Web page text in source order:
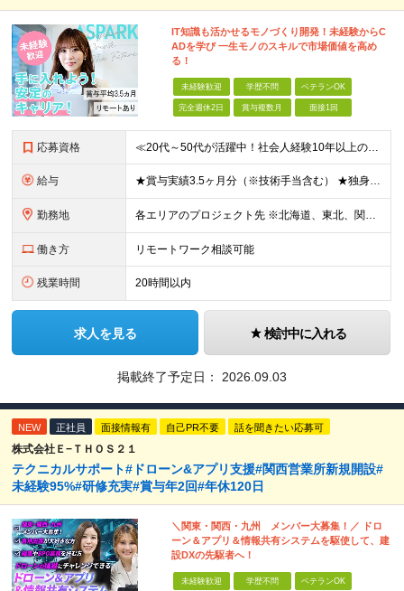
IT知識も活かせるモノづくり開発！未経験からC
ADを学び 一生モノのスキルで市場価値を高め
る！
未経験歓迎 学歴不問 ベテランOK
完全週休2日 賞与複数月 面接1回
応募資格 ≪20代～50代が活躍中！社会人経験10年以上の方も歓迎≫ ◆学歴不問 ◆未経験・ブランクOK ≫モノづくりに関する何らかの経験をお持ちの方は優遇します！ ～こんな方が活躍できます！～ ◎専門的な
給与 ★賞与実績3.5ヶ月分（※技術手当含む） ★独身寮│寮費手当│引っ越し手当あり ★月給26万円も可能！ 【実務経験者】※前職の給与、経験、スキルをもとに決定 ・月給21万円～60万円＋時間外手当全
勤務地 各エリアのプロジェクト先 ※北海道、東北、関東、北信越、東海、関西、四国、中国、九州の各エリアから希望勤務地をお聞かせください。 ※転勤を伴わない エリア限定採用枠あり。U・Iターンも歓迎です！ ※プ
働き方 リモートワーク相談可能
残業時間 20時間以内
求人を見る 検討中に入れる
掲載終了予定日： 2026.09.03
NEW 正社員 面接情報有 自己PR不要 話を聞きたい応募可
株式会社Ｅ−ＴＨＯＳ２１
テクニカルサポート#ドローン&アプリ支援#関西営業所新規開設#
未経験95%#研修充実#賞与年2回#年休120日
＼関東・関西・九州 メンバー大募集！／ ドロ
ーン＆アプリ＆情報共有システムを駆使して、建
設DXの先駆者へ！
未経験歓迎 学歴不問 ベテランOK